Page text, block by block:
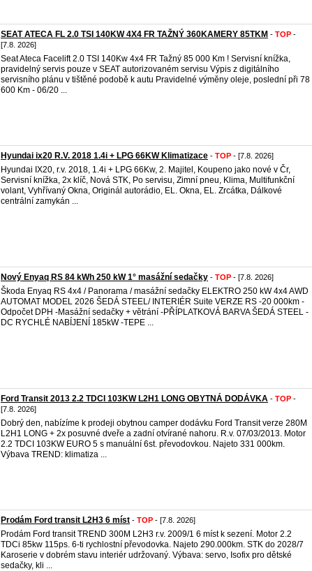
SEAT ATECA FL 2.0 TSI 140KW 4X4 FR TAŽNÝ 360KAMERY 85TKM - TOP -
[7.8. 2026]
Seat Ateca Facelift 2.0 TSI 140Kw 4x4 FR Tažný 85 000 Km ! Servisní knížka,
pravidelný servis pouze v SEAT autorizovaném servisu Výpis z digitálního
servisního plánu v tištěné podobě k autu Pravidelné výměny oleje, poslední při 78
600 Km - 06/20 ...
Hyundai ix20 R.V. 2018 1.4i + LPG 66KW Klimatizace - TOP - [7.8. 2026]
Hyundai IX20, r.v. 2018, 1.4i + LPG 66Kw, 2. Majitel, Koupeno jako nové v Čr,
Servisní knížka, 2x klíč, Nová STK, Po servisu, Zimní pneu, Klima, Multifunkční
volant, Vyhřívaný Okna, Originál autorádio, EL. Okna, EL. Zrcátka, Dálkové
centrální zamykán ...
Nový Enyaq RS 84 kWh 250 kW 1° masážní sedačky - TOP - [7.8. 2026]
Škoda Enyaq RS 4x4 / Panorama / masážní sedačky ELEKTRO 250 kW 4x4 AWD
AUTOMAT MODEL 2026 ŠEDÁ STEEL/ INTERIÉR Suite VERZE RS -20 000km -
Odpočet DPH -Masážní sedačky + větrání -PŘÍPLATKOVÁ BARVA ŠEDÁ STEEL -
DC RYCHLÉ NABÍJENÍ 185kW -TEPE ...
Ford Transit 2013 2.2 TDCI 103KW L2H1 LONG OBYTNÁ DODÁVKA - TOP -
[7.8. 2026]
Dobrý den, nabízíme k prodeji obytnou camper dodávku Ford Transit verze 280M
L2H1 LONG + 2x posuvné dveře a zadní otvírané nahoru. R.v. 07/03/2013. Motor
2.2 TDCI 103KW EURO 5 s manuální 6st. převodovkou. Najeto 331 000km.
Výbava TREND: klimatiza ...
Prodám Ford transit L2H3 6 míst - TOP - [7.8. 2026]
Prodám Ford transit TREND 300M L2H3 r.v. 2009/1 6 míst k sezení. Motor 2.2
TDCi 85kw 115ps. 6-ti rychlostní převodovka. Najeto 290.000km. STK do 2028/7
Karoserie v dobrém stavu interiér udržovaný. Výbava: servo, Isofix pro dětské
sedačky, kli ...